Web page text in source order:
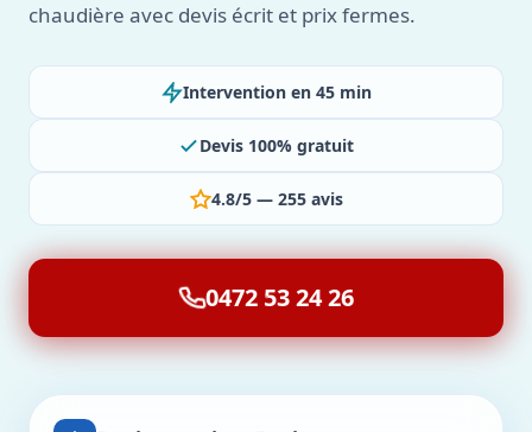
chaudière avec devis écrit et prix fermes.
Intervention en 45 min
Devis 100% gratuit
4.8/5 — 255 avis
0472 53 24 26